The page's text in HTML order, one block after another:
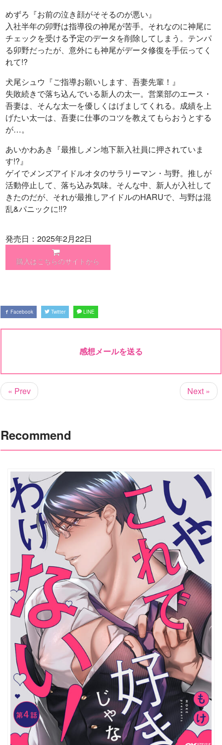
めずろ『お前の泣き顔がそそるのが悪い』
入社半年の卯野は指導役の神尾が苦手。それなのに神尾に
チェックを受ける予定のデータを削除してしまう。テンパ
る卯野だったが、意外にも神尾がデータ修復を手伝ってく
れて!?
犬尾シュウ『ご指導お願いします、吾妻先輩！』
失敗続きで落ち込んでいる新人の太一。営業部のエース・
吾妻は、そんな太一を優しくはげましてくれる。成績を上
げたい太一は、吾妻に仕事のコツを教えてもらおうとする
が…。
あいかわあき『最推しメン地下新入社員に押されていま
す!?』
ゲイでメンズアイドルオタのサラリーマン・与野。推しが
活動停止して、落ち込み気味。そんな中、新人が入社して
きたのだが、それが最推しアイドルのHARUで、与野は混
乱&パニックに!!?
発売日：2025年2月22日
購入はこちらのサイトから
Facebook Twitter LINE
感想メールを送る
« Prev Next »
Recommend